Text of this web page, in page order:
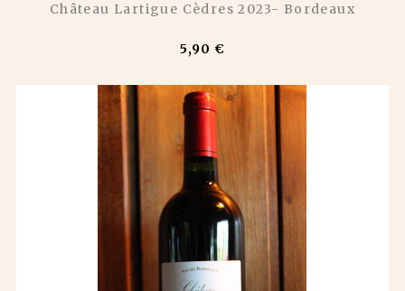
Château Lartigue Cèdres 2023- Bordeaux
5,90 €